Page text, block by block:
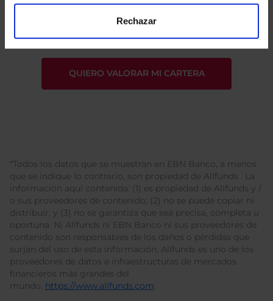
Rechazar
tratamiento de mis datos personales.
*Todos los datos que se muestran en EBN Banco, a menos
que se indique lo contrario, son propiedad de Allfunds . La
información aquí contenida: (1) es propiedad de Allfunds y /
o sus proveedores de contenido; (2) no se puede copiar ni
distribuir; y (3) no se garantiza que sea precisa, completa u
oportuna. Ni Allfunds ni EBN Banco ni sus proveedores de
contenido son responsables de los daños o pérdidas que
surjan del uso de esta información. Allfunds es uno de los
proveedores de datos e infraestructuras de mercados
financieros más grandes del
mundo. https://www.allfunds.com.